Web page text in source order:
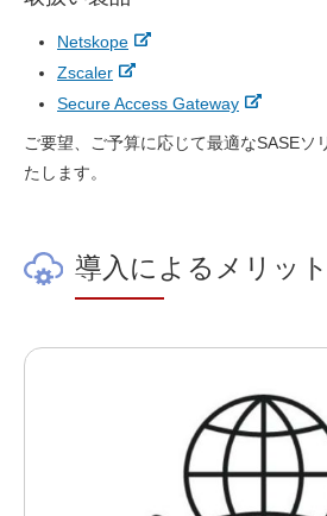
Netskope
Zscaler
Secure Access Gateway
ご要望、ご予算に応じて最適なSASEソ
たします。
導入によるメリット